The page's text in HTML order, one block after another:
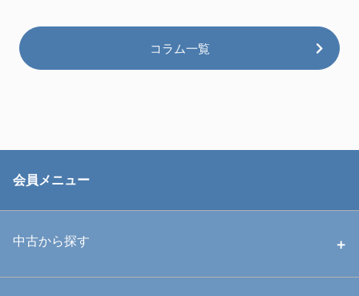
コラム一覧
会員メニュー
中古から探す